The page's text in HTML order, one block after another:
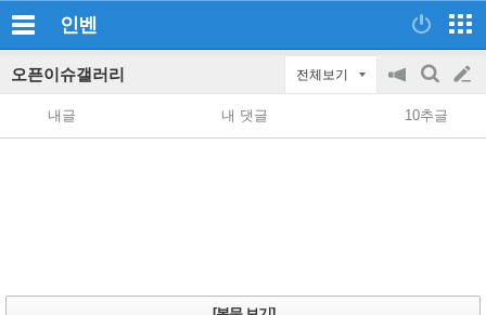
인벤
오픈이슈갤러리 전체보기
공
지
on/off
검
색
글
쓰
내글 내 댓글 10추글